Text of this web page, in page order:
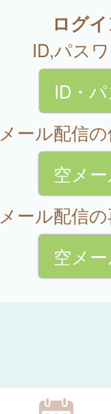
ログ
ID,パス
ID・
メール配信
空メ
メール配信
空メ